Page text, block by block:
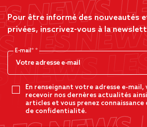
Pour être informé des nouveautés
privées, inscrivez-vous à la
E-mail*
En renseignant votre adresse e-mail,
recevoir nos dernères actualités
articles et vous prenez
de confidentialité.